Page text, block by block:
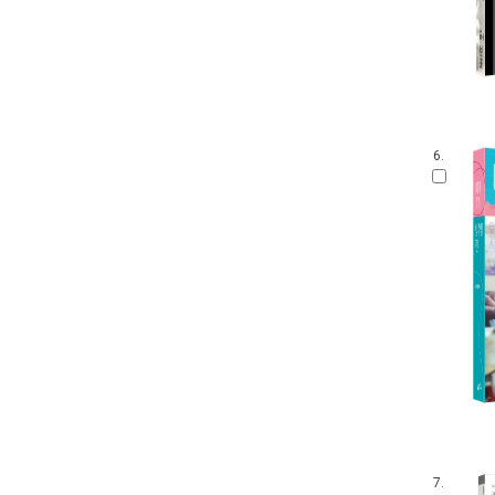
6.
7.